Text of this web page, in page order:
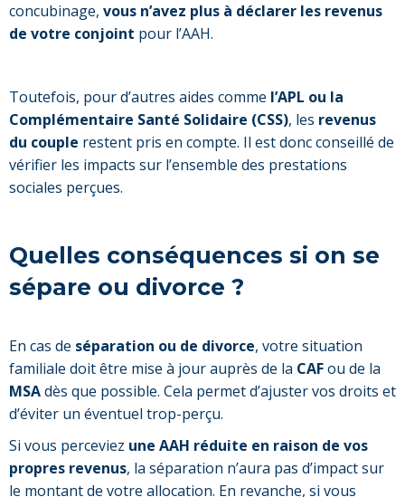
concubinage, vous n’avez plus à déclarer les revenus
de votre conjoint pour l’AAH.
Toutefois, pour d’autres aides comme l’APL ou la
Complémentaire Santé Solidaire (CSS), les revenus
du couple restent pris en compte. Il est donc conseillé de
vérifier les impacts sur l’ensemble des prestations
sociales perçues.
Quelles conséquences si on se
sépare ou divorce ?
En cas de séparation ou de divorce, votre situation
familiale doit être mise à jour auprès de la CAFou de la
MSAdès que possible. Cela permet d’ajuster vos droits et
d’éviter un éventuel trop-perçu.
Si vous perceviez une AAH réduite en raison de vos
propres revenus, la séparation n’aura pas d’impact sur
le montant de votre allocation. En revanche, si vous